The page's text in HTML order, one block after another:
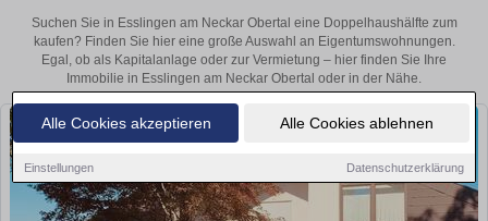
Alle Cookies akzeptieren Alle Cookies ablehnen
Einstellungen Datenschutzerklärung
Suchen Sie in Esslingen am Neckar Obertal eine Doppelhaushälfte zum
kaufen? Finden Sie hier eine große Auswahl an Eigentumswohnungen.
Egal, ob als Kapitalanlage oder zur Vermietung – hier finden Sie Ihre
Immobilie in Esslingen am Neckar Obertal oder in der Nähe.